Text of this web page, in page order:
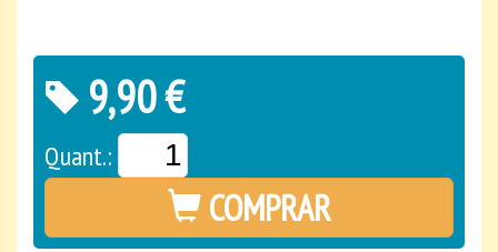
9,90 €
Quant.:
COMPRAR